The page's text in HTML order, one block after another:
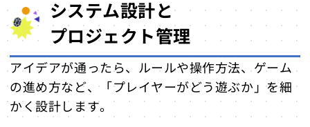
システム設計と
プロジェクト管理
アイデアが通ったら、ルールや操作方法、ゲーム
の進め方など、「プレイヤーがどう遊ぶか」を細
かく設計します。